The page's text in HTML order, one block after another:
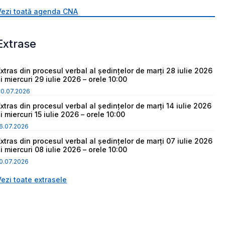
toată agenda CNA
din procesul verbal al ședințelor de marți 28 iulie 2026
miercuri 29 iulie 2026 – orele 10:00
din procesul verbal al ședințelor de marți 14 iulie 2026
miercuri 15 iulie 2026 – orele 10:00
din procesul verbal al ședințelor de marți 07 iulie 2026
miercuri 08 iulie 2026 – orele 10:00
toate extrasele